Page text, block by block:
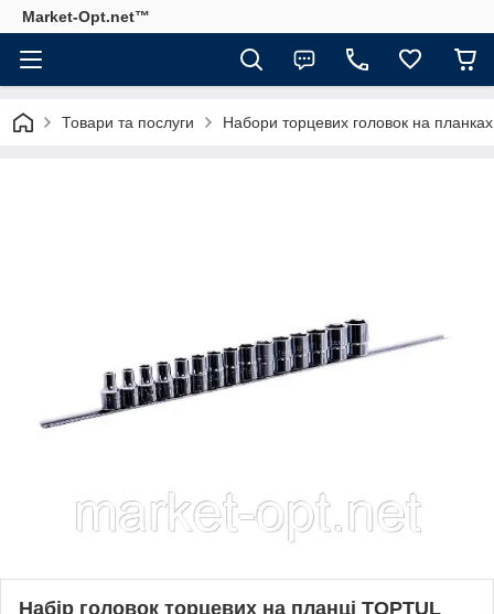
Market-Opt.net™
Товари та послуги Набори торцевих головок на планках
Набір головок торцевих на планці TOPTUL